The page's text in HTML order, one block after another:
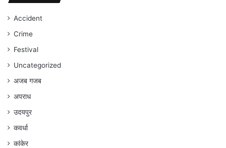
जारी
रहेगा
अंकित
गौरहा
Accident
Crime
Festival
Uncategorized
अजब गजब
अपराध
उदयपुर
कवर्धा
कांकेर